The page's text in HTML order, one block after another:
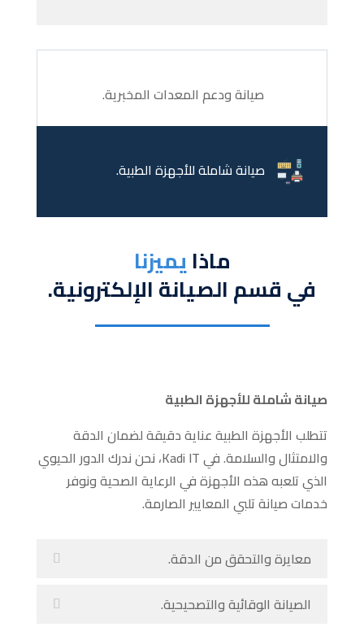
صيانة ودعم المعدات المخبرية.
صيانة شاملة للأجهزة الطبية.
ماذايميزنا
في قسم الصيانة الإلكترونية.
صيانة شاملة للأجهزة الطبية
تتطلب الأجهزة الطبية عناية دقيقة لضمان الدقة
والامتثال والسلامة. في Kadi IT، نحن ندرك الدور الحيوي
الذي تلعبه هذه الأجهزة في الرعاية الصحية ونوفر
خدمات صيانة تلبي المعايير الصارمة.
معايرة والتحقق من الدقة.
الصيانة الوقائية والتصحيحية.